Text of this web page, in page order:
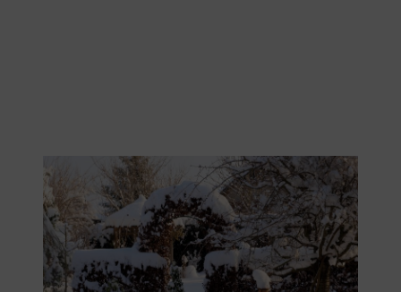
Winterharte Pflanzen heben sich grün vom Schnee ab.